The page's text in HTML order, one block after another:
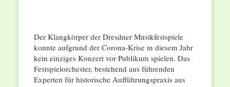
Der Klangkörper der Dresdner Musikfestspiele
konnte aufgrund der Corona-Krise in diesem Jahr
kein einziges Konzert vor Publikum spielen. Das
Festspielorchester, bestehend aus führenden
Experten für historische Aufführungspraxis aus